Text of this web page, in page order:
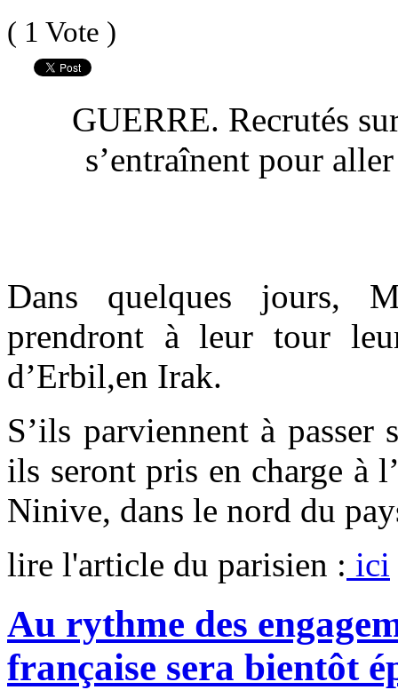
( 1 Vote )
GUERRE. Recrutés
s’entraînent pour
Dans quelques jours,
prendront à leur tour
d’Erbil,en Irak.
S’ils parviennent à
ils seront pris en charge à
Ninive, dans le nord du
lire l'article du parisien : ici
Au rythme des
française sera bientôt